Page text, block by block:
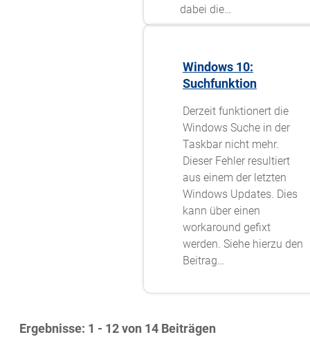
dabei die…
Windows 10:
Suchfunktion
Derzeit funktionert die
Windows Suche in der
Taskbar nicht mehr.
Dieser Fehler resultiert
aus einem der letzten
Windows Updates. Dies
kann über einen
workaround gefixt
werden. Siehe hierzu den
Beitrag…
Ergebnisse: 1 - 12 von 14 Beiträgen